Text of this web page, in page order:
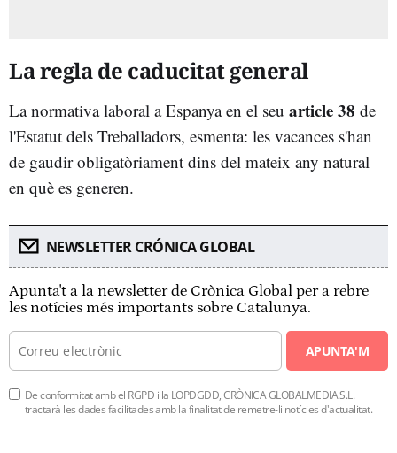
La regla de caducitat general
La normativa laboral a Espanya en el seu article 38 de
l'Estatut dels Treballadors, esmenta: les vacances s'han
de gaudir obligatòriament dins del mateix any natural
en què es generen.
NEWSLETTER CRÓNICA GLOBAL
Apunta't a la newsletter de Crònica Global per a rebre
les notícies més importants sobre Catalunya.
APUNTA'M
De conformitat amb el RGPD i la LOPDGDD, CRÒNICA GLOBALMEDIA S.L.
tractarà les dades facilitades amb la finalitat de remetre-li notícies d'actualitat.